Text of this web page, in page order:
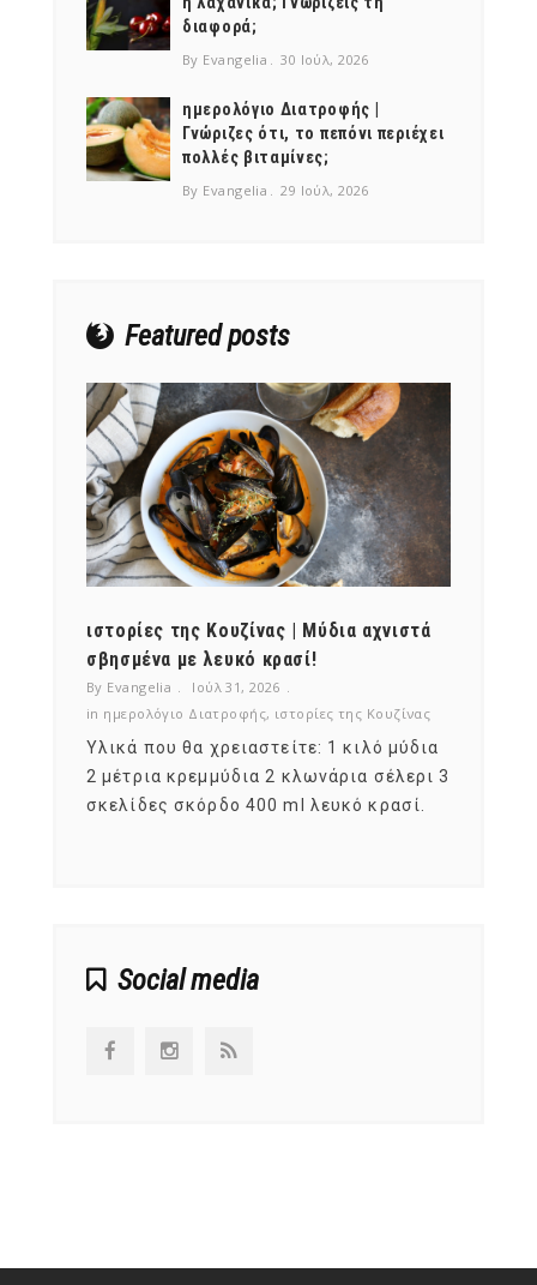
διαφορά;
By Evangelia 30 Ιούλ, 2026
ημερολόγιο Διατροφής |
Γνώριζες ότι, το πεπόνι περιέχει
πολλές βιταμίνες;
By Evangelia 29 Ιούλ, 2026
Featured posts
ιστορίες της Κουζίνας | Μύδια αχνιστά
σβησμένα με λευκό κρασί!
By Evangelia
Ιούλ 31, 2026
in ημερολόγιο Διατροφής, ιστορίες της Κουζίνας
Υλικά που θα χρειαστείτε: 1 κιλό μύδια
2 μέτρια κρεμμύδια 2 κλωνάρια σέλερι 3
σκελίδες σκόρδο 400 ml λευκό κρασί.
Social media